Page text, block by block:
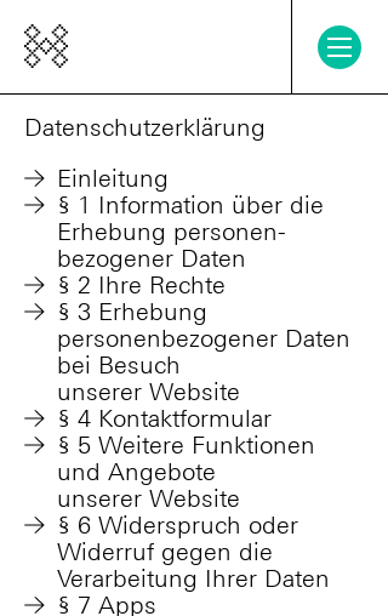
Einführung
Tutorials
Grundlagen
Videokonferenzen
Kollaboration
Technik
Support
Co-Hosting
On Site
Hybrid
Datenschutzerklärung
Einleitung
§ 1 Information über die
Erhebung personen­
bezogener Daten
§ 2 Ihre Rechte
§ 3 Erhebung
personenbezogener Daten
bei Besuch
unserer Website
§ 4 Kontaktformular
§ 5 Weitere Funktionen
und Angebote
unserer Website
§ 6 Widerspruch oder
Widerruf gegen die
Verarbeitung Ihrer Daten
§ 7 Apps